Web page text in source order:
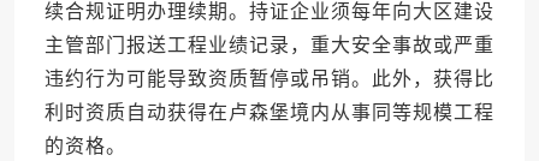
续合规证明办理续期。持证企业须每年向大区建设
主管部门报送工程业绩记录，重大安全事故或严重
违约行为可能导致资质暂停或吊销。此外，获得比
利时资质自动获得在卢森堡境内从事同等规模工程
的资格。